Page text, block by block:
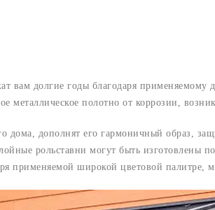
вам долгие годы благодаря
металлическое полотно от коррозии,
дополнят его гармоничный образ,
рольставни могут быть изготовлены
широкой цветовой палитре,